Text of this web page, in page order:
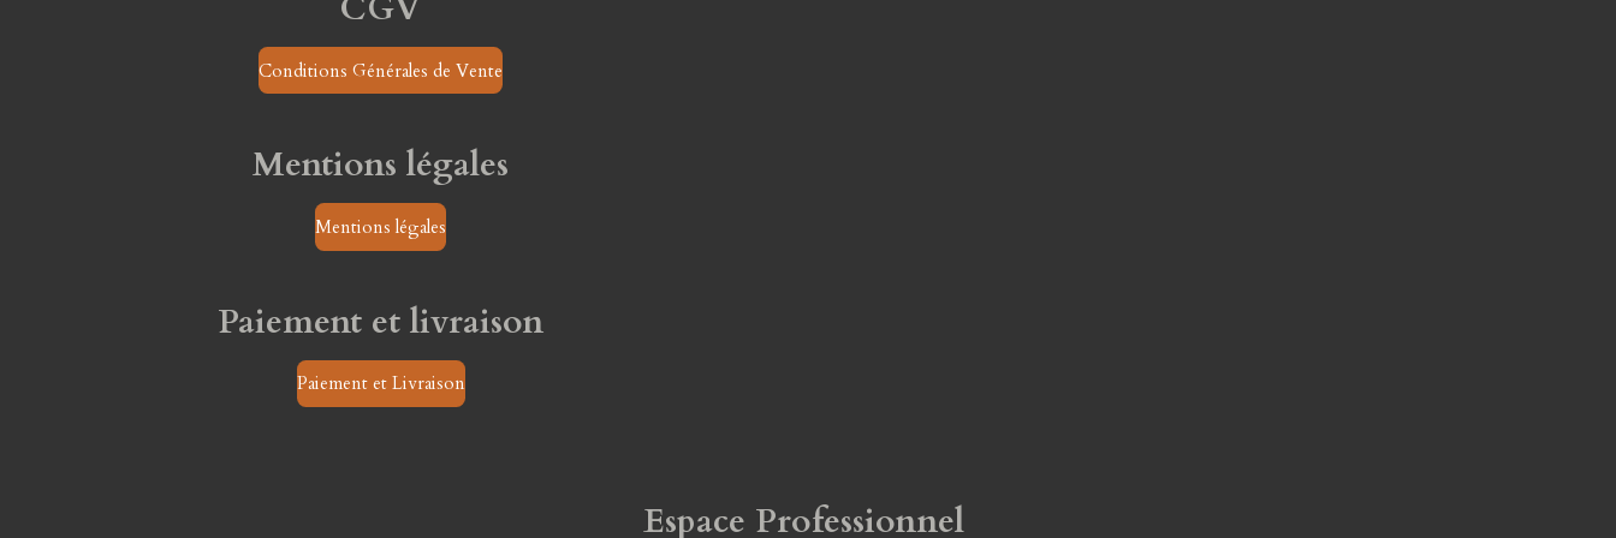
Conditions Générales de Vente
Mentions légales
Mentions légales
Paiement et livraison
Paiement et Livraison
Espace Professionnel